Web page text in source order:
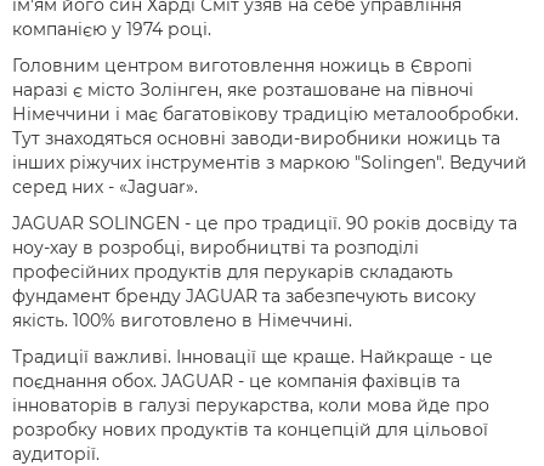
компанією у 1974 році.
Головним центром виготовлення ножиць в Європі
наразі є місто Золінген, яке розташованe на півночі
Німеччини і має багатовікову традицію металообробки.
Тут знаходяться основні заводи-виробники ножиць та
інших ріжучих інструментів з маркою "Solingen". Ведучий
серед них - «Jaguar».
JAGUAR SOLINGEN - це про традиції. 90 років досвіду та
ноу-хау в розробці, виробництві та розподілі
професійних продуктів для перукарів складають
фундамент бренду JAGUAR та забезпечують високу
якість. 100% виготовлено в Німеччині.
Традиції важливі. Інновації ще краще. Найкраще - це
поєднання обох. JAGUAR - це компанія фахівців та
інноваторів в галузі перукарства, коли мова йде про
розробку нових продуктів та концепцій для цільової
аудиторії.